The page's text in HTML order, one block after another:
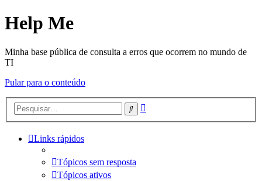
Help Me
Minha base pública de consulta a erros que ocorrem no mundo de
TI
Pular para o conteúdo
Pesquisar
Links rápidos
Tópicos sem resposta
Tópicos ativos